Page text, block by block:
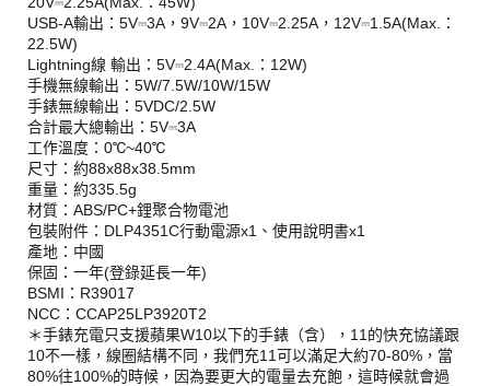
USB-A輸出：5V⎓3A，9V⎓2A，10V⎓2.25A，12V⎓1.5A(Max.：
22.5W)
Lightning線 輸出：5V⎓2.4A(Max.：12W)
手機無線輸出：5W/7.5W/10W/15W
手錶無線輸出：5VDC/2.5W
合計最大總輸出：5V⎓3A
工作溫度：0℃~40℃
尺寸：約88x88x38.5mm
重量：約335.5g
材質：ABS/PC+鋰聚合物電池
包裝附件：DLP4351C行動電源x1、使用說明書x1
產地：中國
保固：一年(登錄延長一年)
BSMI：R39017
NCC：CCAP25LP3920T2
＊手錶充電只支援蘋果W10以下的手錶（含），11的快充協議跟
10不一樣，線圈結構不同，我們充11可以滿足大約70-80%，當
80%往100%的時候，因為要更大的電量去充飽，這時候就會過